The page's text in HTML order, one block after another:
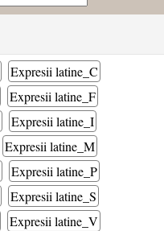
Expresii latine_C
Expresii latine_F
Expresii latine_I
Expresii latine_M
Expresii latine_P
Expresii latine_S
Expresii latine_V